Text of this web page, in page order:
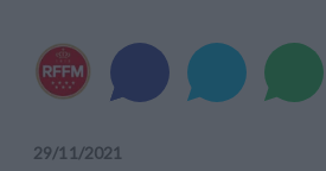
29/11/2021